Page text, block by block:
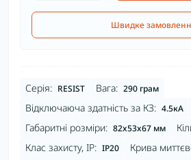
Швидке
Серія: RESIST Вага: 290 грам
Відключаюча здатність за КЗ: 4.5кА
Габаритні розміри: 82x53x67 мм
Клас захисту, IP: IP20 Крива